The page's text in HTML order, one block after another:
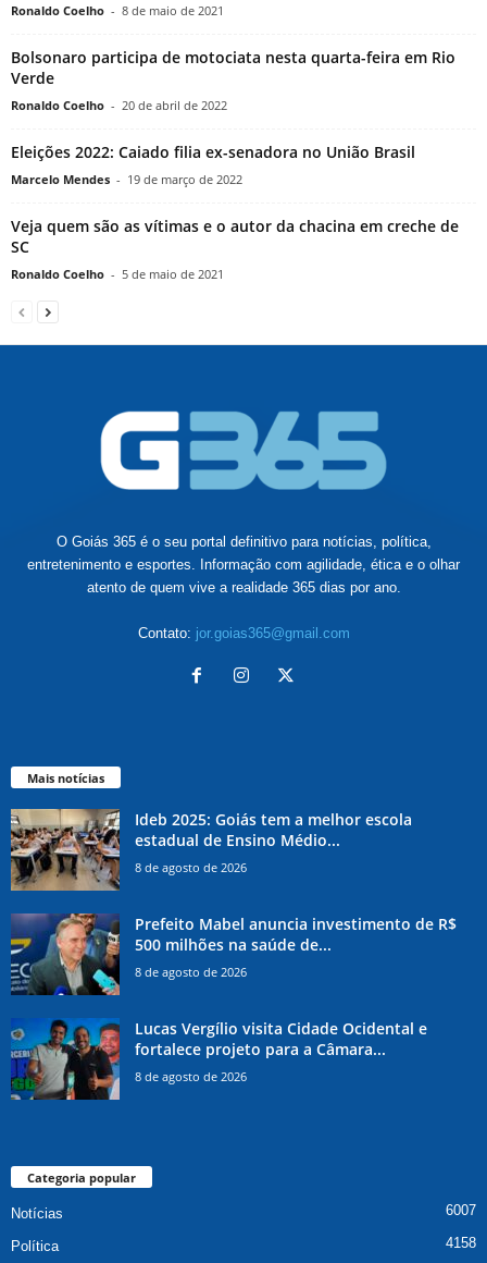
Ronaldo Coelho - 8 de maio de 2021
Bolsonaro participa de motociata nesta quarta-feira em Rio
Verde
Ronaldo Coelho - 20 de abril de 2022
Eleições 2022: Caiado filia ex-senadora no União Brasil
Marcelo Mendes - 19 de março de 2022
Veja quem são as vítimas e o autor da chacina em creche de
SC
Ronaldo Coelho - 5 de maio de 2021
O Goiás 365 é o seu portal definitivo para notícias, política,
entretenimento e esportes. Informação com agilidade, ética e o olhar
atento de quem vive a realidade 365 dias por ano.
Contato: jor.goias365@gmail.com
Mais notícias
Ideb 2025: Goiás tem a melhor escola
estadual de Ensino Médio...
8 de agosto de 2026
Prefeito Mabel anuncia investimento de R$
500 milhões na saúde de...
8 de agosto de 2026
Lucas Vergílio visita Cidade Ocidental e
fortalece projeto para a Câmara...
8 de agosto de 2026
Categoria popular
Notícias 6007
Política 4158